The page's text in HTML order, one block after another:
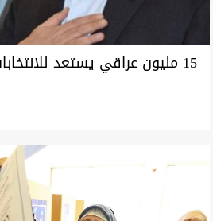
15 مليون عراقي يستعد
والكربولي يبعث جملة رسائل